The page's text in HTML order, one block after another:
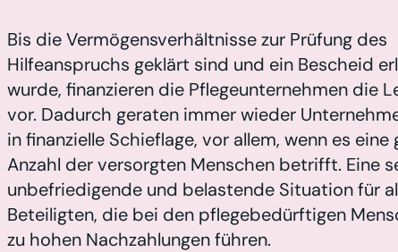
Bis die Vermögensverhältnisse zur Prüfung des
Hilfeanspruchs geklärt sind und ein Bescheid
wurde, finanzieren die Pflegeunternehmen die
vor. Dadurch geraten immer wieder
in finanzielle Schieflage, vor allem, wenn es eine
Anzahl der versorgten Menschen betrifft. Eine
unbefriedigende und belastende Situation für
Beteiligten, die bei den pflegebedürftigen
zu hohen Nachzahlungen führen.